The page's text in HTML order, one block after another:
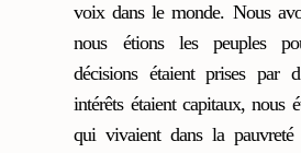
voix dans le monde. Nous
nous étions les peuples
décisions étaient prises par
intérêts étaient capitaux, nous
qui vivaient dans la pauvreté